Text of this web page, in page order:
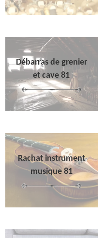
Débarras de grenier
et cave 81
Rachat instrument
musique 81